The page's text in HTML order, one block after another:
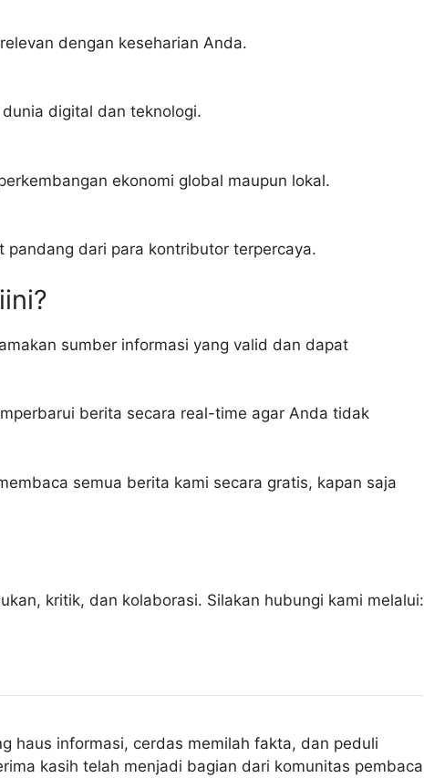
dengan keseharian Anda.
digital dan teknologi.
ekonomi global maupun lokal.
dari para kontributor terpercaya.
sumber informasi yang valid dan dapat
berita secara real-time agar Anda tidak
semua berita kami secara gratis, kapan saja
kritik, dan kolaborasi. Silakan hubungi kami melalui:
haus informasi, cerdas memilah fakta, dan peduli
kasih telah menjadi bagian dari komunitas pembaca